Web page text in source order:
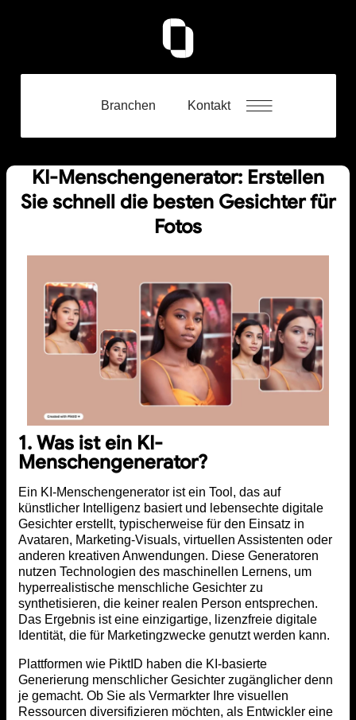
Branchen Kontakt
KI-Menschengenerator: Erstellen
Sie schnell die besten Gesichter für
Fotos
1. Was ist ein KI-
Menschengenerator?
Ein KI-Menschengenerator ist ein Tool, das auf
künstlicher Intelligenz basiert und lebensechte digitale
Gesichter erstellt, typischerweise für den Einsatz in
Avataren, Marketing-Visuals, virtuellen Assistenten oder
anderen kreativen Anwendungen. Diese Generatoren
nutzen Technologien des maschinellen Lernens, um
hyperrealistische menschliche Gesichter zu
synthetisieren, die keiner realen Person entsprechen.
Das Ergebnis ist eine einzigartige, lizenzfreie digitale
Identität, die für Marketingzwecke genutzt werden kann.
Plattformen wie PiktID haben die KI-basierte
Generierung menschlicher Gesichter zugänglicher denn
je gemacht. Ob Sie als Vermarkter Ihre visuellen
Ressourcen diversifizieren möchten, als Entwickler eine